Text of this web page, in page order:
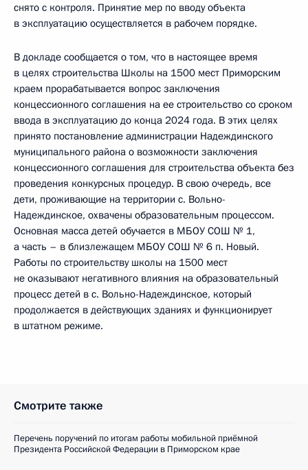
снято с контроля. Принятие мер по вводу объекта
в эксплуатацию осуществляется в рабочем порядке.
В докладе сообщается о том, что в настоящее время
в целях строительства Школы на 1500 мест Приморским
краем прорабатывается вопрос заключения
концессионного соглашения на ее строительство со сроком
ввода в эксплуатацию до конца 2024 года. В этих целях
принято постановление администрации Надеждинского
муниципального района о возможности заключения
концессионного соглашения для строительства объекта без
проведения конкурсных процедур. В свою очередь, все
дети, проживающие на территории с. Вольно-
Надеждинское, охвачены образовательным процессом.
Основная масса детей обучается в МБОУ СОШ № 1,
а часть – в близлежащем МБОУ СОШ № 6 п. Новый.
Работы по строительству школы на 1500 мест
не оказывают негативного влияния на образовательный
процесс детей в с. Вольно-Надеждинское, который
продолжается в действующих зданиях и функционирует
в штатном режиме.
Смотрите также
Перечень поручений по итогам работы мобильной приёмной
Президента Российской Федерации в Приморском крае